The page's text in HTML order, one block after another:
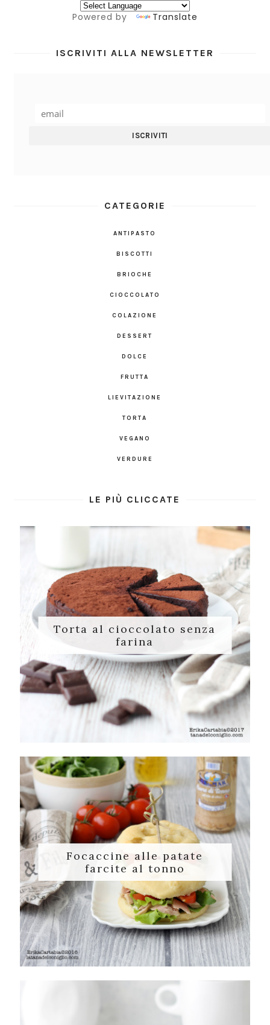
Powered by Translate
ISCRIVITI ALLA NEWSLETTER
CATEGORIE
ANTIPASTO
BISCOTTI
BRIOCHE
CIOCCOLATO
COLAZIONE
DESSERT
DOLCE
FRUTTA
LIEVITAZIONE
TORTA
VEGANO
VERDURE
LE PIÙ CLICCATE
Torta al cioccolato senza
farina
Focaccine alle patate
farcite al tonno